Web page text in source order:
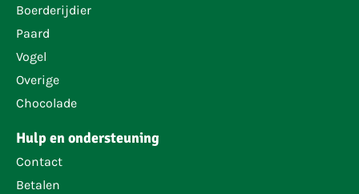
Boerderijdier
Paard
Vogel
Overige
Chocolade
Hulp en ondersteuning
Contact
Betalen